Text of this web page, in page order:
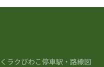
ラクびわこ停車駅・路線図